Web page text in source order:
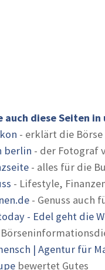
auch diese Seiten
- erklärt die Börse
berlin - der Fotograf
- alles für die
- Lifestyle,
- Genuss auch
- Edel geht die
| Agentur für
bewertet Gutes